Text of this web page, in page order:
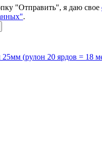
"Отправить", я даю свое
.
(рулон 20 ярдов = 18